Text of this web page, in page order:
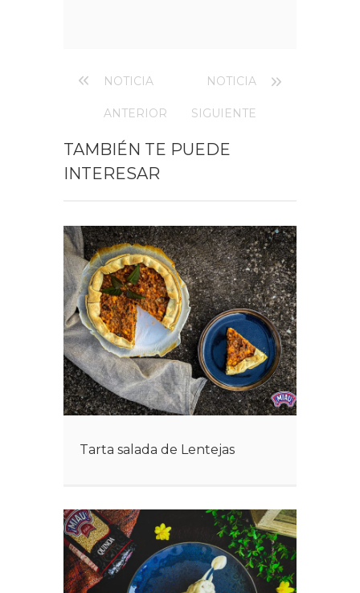
NOTICIA
ANTERIOR
NOTICIA
SIGUIENTE
TAMBIÉN TE PUEDE
INTERESAR
Tarta salada de Lentejas